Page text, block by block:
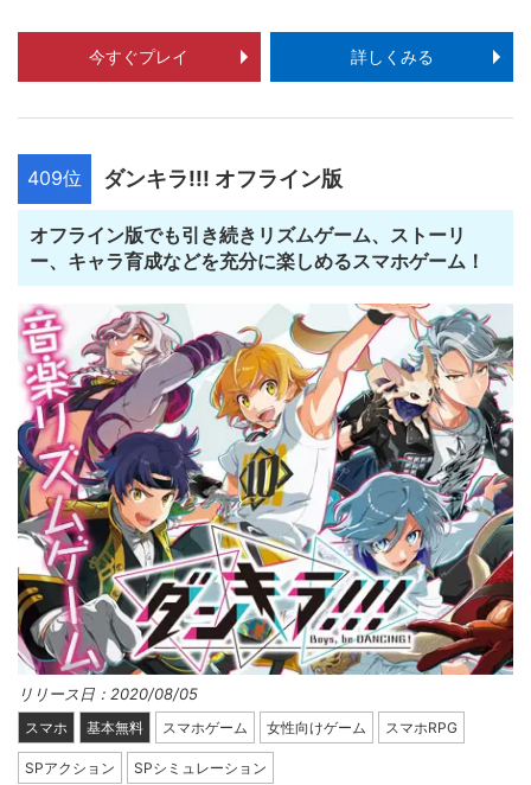
今すぐプレイ 詳しくみる
409位 ダンキラ!!! オフライン版
オフライン版でも引き続きリズムゲーム、ストーリ
ー、キャラ育成などを充分に楽しめるスマホゲーム！
リリース日：2020/08/05
スマホ 基本無料 スマホゲーム 女性向けゲーム スマホRPG
SPアクション SPシミュレーション